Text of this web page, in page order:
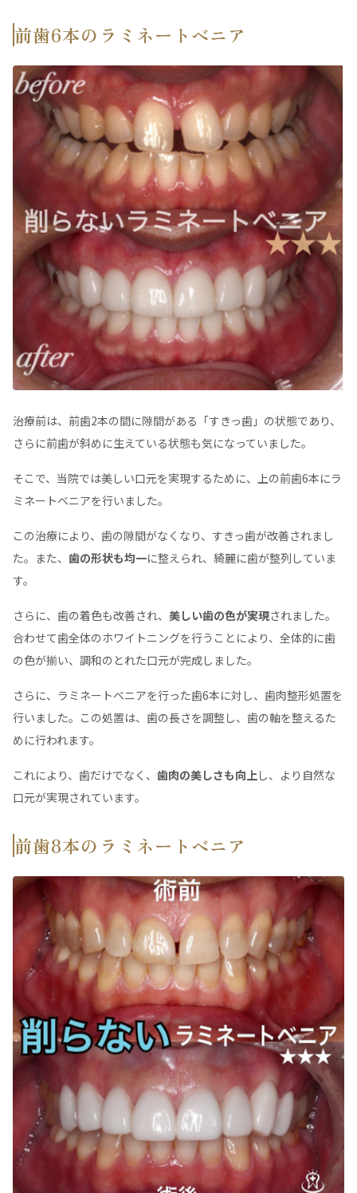
前歯6本のラミネートベニア
治療前は、前歯2本の間に隙間がある「すきっ歯」の状態であり、
さらに前歯が斜めに生えている状態も気になっていました。
そこで、当院では美しい口元を実現するために、上の前歯6本にラ
ミネートベニアを行いました。
この治療により、歯の隙間がなくなり、すきっ歯が改善されまし
た。また、 歯の形状も均一に整えられ、綺麗に歯が整列していま
す。
さらに、歯の着色も改善され、 美しい歯の色が実現されました。
合わせて歯全体のホワイトニングを行うことにより、全体的に歯
の色が揃い、調和のとれた口元が完成しました。
さらに、ラミネートベニアを行った歯6本に対し、歯肉整形処置を
行いました。この処置は、歯の長さを調整し、歯の軸を整えるた
めに行われます。
これにより、歯だけでなく、 歯肉の美しさも向上 し、より自然な
口元が実現されています。
前歯8本のラミネートベニア